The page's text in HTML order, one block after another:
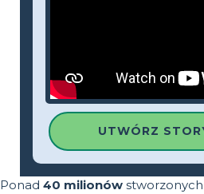
UTWÓRZ
Ponad 40 milionów